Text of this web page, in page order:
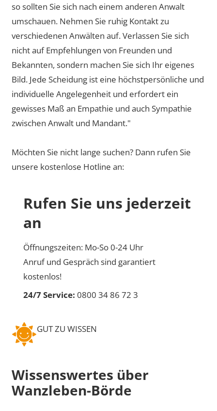
so sollten Sie sich nach einem anderen Anwalt
umschauen. Nehmen Sie ruhig Kontakt zu
verschiedenen Anwälten auf. Verlassen Sie sich
nicht auf Empfehlungen von Freunden und
Bekannten, sondern machen Sie sich Ihr eigenes
Bild. Jede Scheidung ist eine höchstpersönliche und
individuelle Angelegenheit und erfordert ein
gewisses Maß an Empathie und auch Sympathie
zwischen Anwalt und Mandant."
Möchten Sie nicht lange suchen? Dann rufen Sie
unsere kostenlose Hotline an:
Rufen Sie uns jederzeit
an
Öffnungszeiten: Mo-So 0-24 Uhr
Anruf und Gespräch sind garantiert
kostenlos!
24/7 Service: 0800 34 86 72 3
GUT ZU WISSEN
Wissenswertes über
Wanzleben-Börde